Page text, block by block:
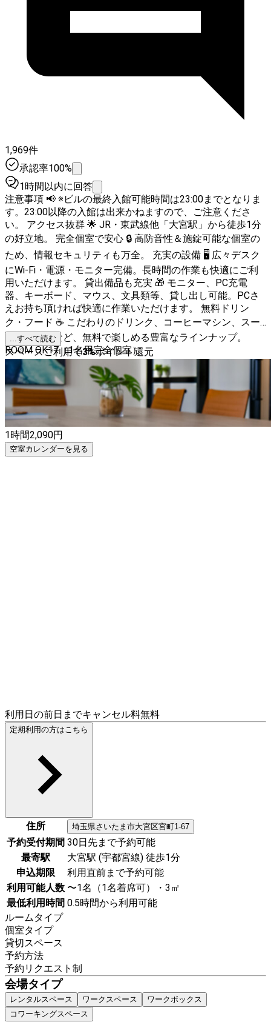
1,969件
承認率100%
1時間以内に回答
注意事項 📢 ※ビルの最終入館可能時間は23:00までとなりま
す。23:00以降の入館は出来かねますので、ご注意くださ
い。 アクセス抜群 🌟 JR・東武線他「大宮駅」から徒歩1分
の好立地。 完全個室で安心 🔒 高防音性＆施錠可能な個室の
ため、情報セキュリティも万全。 充実の設備 🖥️ 広々デスク
にWi-Fi・電源・モニター完備。長時間の作業も快適にご利
用いただけます。 貸出備品も充実 🎁 モニター、PC充電
器、キーボード、マウス、文具類等、貸し出し可能。PCさ
えお持ち頂ければ快適に作業いただけます。 無料ドリン
ク・フード ☕ こだわりのドリンク、コーヒーマシン、スー
プ、お菓子など、無料で楽しめる豊富なラインナップ。
ROOM OK17（1名用完全個室）
...すべて読む
スペースご利用で3%ポイント還元
1時間2,090円
空室カレンダーを見る
利用日の前日までキャンセル料無料
定期利用の方はこちら
住所 埼玉県さいたま市大宮区宮町1-67
予約受付期間 30日先まで予約可能
最寄駅
大宮駅 (宇都宮線) 徒歩1分
申込期限
利用直前まで予約可能
利用可能人数 〜1名（1名着席可）・3㎡
最低利用時間 0.5時間から利用可能
ルームタイプ
個室タイプ
貸切スペース
予約方法
予約リクエスト制
会場タイプ
レンタルスペース ワークスペース
ワークボックス
コワーキングスペース